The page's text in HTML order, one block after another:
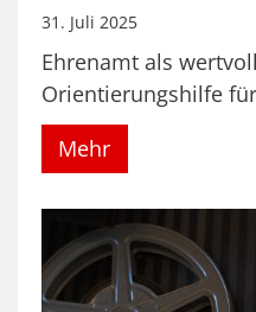
31. Juli 2025
Ehrenamt als
Orientierungshilfe
Mehr